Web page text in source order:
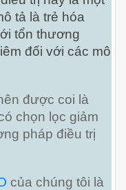
tả là trẻ hóa
tổn thương
đối với các mô
được coi là
chọn lọc giảm
pháp điều trị
của chúng tôi là